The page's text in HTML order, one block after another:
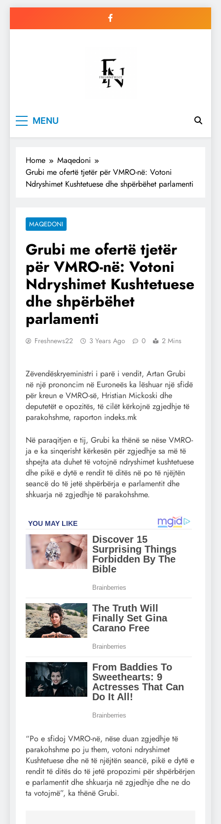
MENU
Home
Maqedoni
Grubi me ofertë tjetër për VMRO-në: Votoni
Ndryshimet Kushtetuese dhe shpërbëhet parlamenti
MAQEDONI
Grubi me ofertë tjetër
për VMRO-në: Votoni
Ndryshimet Kushtetuese
dhe shpërbëhet
parlamenti
Freshnews22 3 Years Ago 0 2 Mins
Zëvendëskryeministri i parë i vendit, Artan Grubi
në një prononcim në Euroneës ka lëshuar një sfidë
për kreun e VMRO-së, Hristian Mickoski dhe
deputetët e opozitës, të cilët kërkojnë zgjedhje të
parakohshme, raporton indeks.mk
Në paraqitjen e tij, Grubi ka thënë se nëse VMRO-
ja e ka sinqerisht kërkesën për zgjedhje sa më të
shpejta ata duhet të votojnë ndryshimet kushtetuese
dhe pikë e dytë e rendit të ditës në po të njëjtën
seancë do të jetë shpërbërja e parlamentit dhe
shkuarja në zgjedhje të parakohshme.
“Po e sfidoj VMRO-në, nëse duan zgjedhje të
parakohshme po ju them, votoni ndryshimet
Kushtetuese dhe në të njëjtën seancë, pikë e dytë e
rendit të ditës do të jetë propozimi për shpërbërjen
e parlamentit dhe shkuarja në zgjedhje dhe ne do
ta votojmë”, ka thënë Grubi.